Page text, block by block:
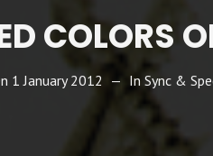
COLORS
1 January 2012 In Sync &